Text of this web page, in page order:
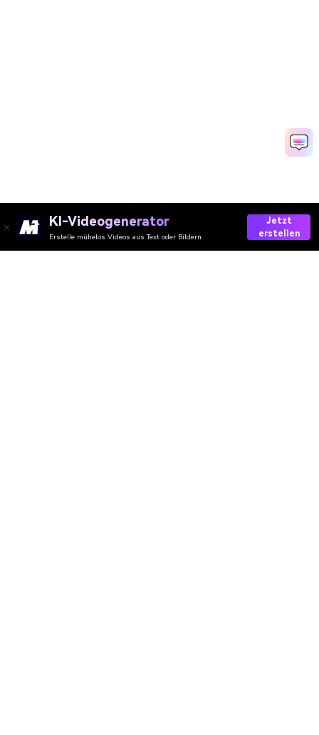
KI-Videogenerator
Erstelle mühelos Videos aus Text oder Bildern
Jetzt
erstellen